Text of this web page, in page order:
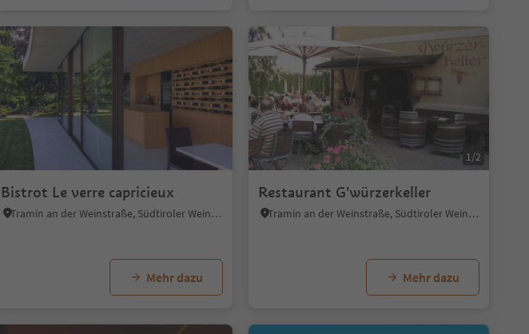
Bistrot Le verre capricieux
Tramin an der Weinstraße, Südtiroler Weinstraße
Mehr dazu
1/2
Restaurant G'würzerkeller
Tramin an der Weinstraße, Südtiroler Weinstraße
Mehr dazu